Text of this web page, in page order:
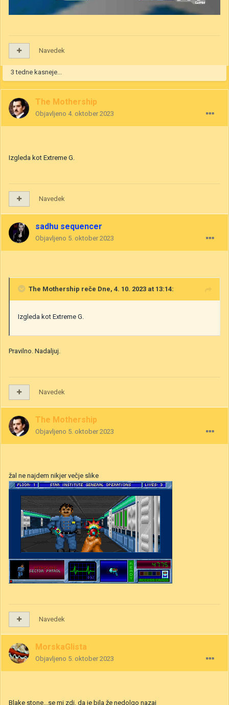
Navedek
3 tedne kasneje...
The Mothership
Objavljeno 4. oktober 2023
Izgleda kot Extreme G.
Navedek
sadhu sequencer
Objavljeno 5. oktober 2023
The Mothership reče Dne, 4. 10. 2023 at 13:14:
Izgleda kot Extreme G.
Pravilno. Nadaljuj.
Navedek
The Mothership
Objavljeno 5. oktober 2023
žal ne najdem nikjer večje slike
Navedek
MorskaGlista
Objavljeno 5. oktober 2023
Blake stone...se mi zdi, da je bila že nedolgo nazaj